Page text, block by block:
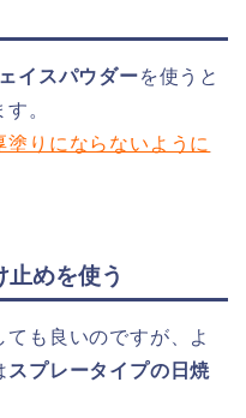
イスパウダーを使うと
。
塗りにならないように
めを使う
も良いのですが、よ
スプレータイプの日焼